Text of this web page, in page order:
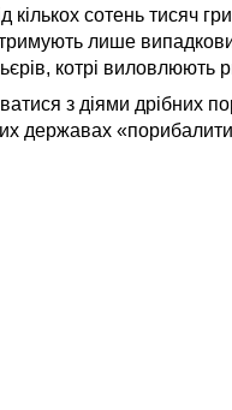
сотень тисяч
лише
котрі
з діями дрібних
державах